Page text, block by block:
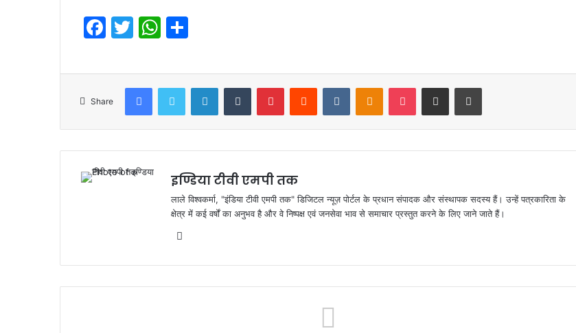
F
c
e
o
o
k
T
itt
er
W
at
s
A
p
p
ar
e
Share
FacebookTwitter LinkedInTumblr PinterestReddit VKontakteOdnoklassniki
Pocket Share via Email Print
इण्डिया टीवी एमपी तक
लाले विश्वकर्मा, "इंडिया टीवी एमपी तक" डिजिटल न्यूज़ पोर्टल के प्रधान संपादक और संस्थापक सदस्य हैं। उन्हें पत्रकारिता के
क्षेत्र में कई वर्षों का अनुभव है और वे निष्पक्ष एवं जनसेवा भाव से समाचार प्रस्तुत करने के लिए जाने जाते हैं।